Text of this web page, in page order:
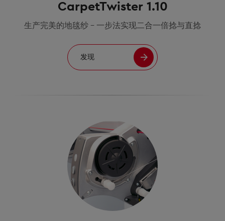
CarpetTwister 1.10
生产完美的地毯纱 - 一步法实现二合一倍捻与直捻
发现